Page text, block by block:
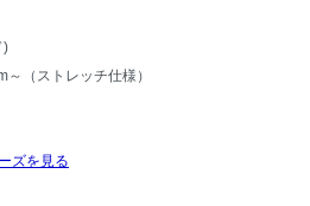
)
（ストレッチ仕様）
ズを見る